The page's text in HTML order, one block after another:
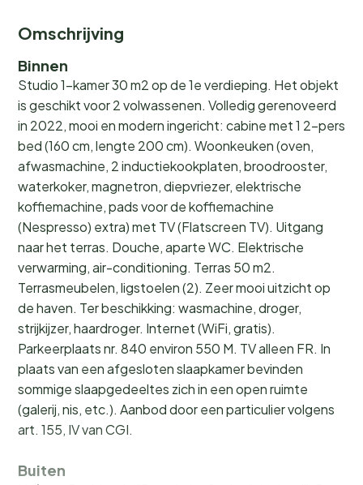
Omschrijving
Binnen
Studio 1-kamer 30 m2 op de 1e verdieping. Het objekt
is geschikt voor 2 volwassenen. Volledig gerenoveerd
in 2022, mooi en modern ingericht: cabine met 1 2-pers
bed (160 cm, lengte 200 cm). Woonkeuken (oven,
afwasmachine, 2 inductiekookplaten, broodrooster,
waterkoker, magnetron, diepvriezer, elektrische
koffiemachine, pads voor de koffiemachine
(Nespresso) extra) met TV (Flatscreen TV). Uitgang
naar het terras. Douche, aparte WC. Elektrische
verwarming, air-conditioning. Terras 50 m2.
Terrasmeubelen, ligstoelen (2). Zeer mooi uitzicht op
de haven. Ter beschikking: wasmachine, droger,
strijkijzer, haardroger. Internet (WiFi, gratis).
Parkeerplaats nr. 840 environ 550 M. TV alleen FR. In
plaats van een afgesloten slaapkamer bevinden
sommige slaapgedeeltes zich in een open ruimte
(galerij, nis, etc.). Aanbod door een particulier volgens
art. 155, IV van CGI.
Buiten